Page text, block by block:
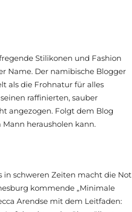
Stilikonen und Fashion
Name. Der namibische Blogger
als die Frohnatur für alles
raffinierten, sauber
angezogen. Folgt dem Blog
herausholen kann.
in schweren Zeiten macht die Not
kommende „Minimale
Arendse mit dem Leitfaden: